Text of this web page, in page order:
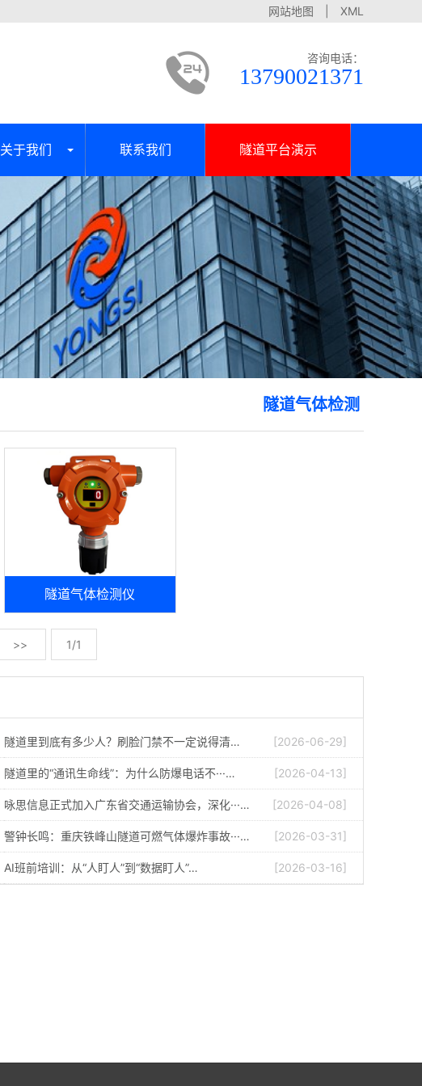
网站地图 XML
咨询电话：
13790021371
关于我们 联系我们 隧道平台演示
隧道气体检测
隧道气体检测仪
>> 1/1
隧道里到底有多少人？刷脸门禁不一定说得清… [2026-06-29]
隧道里的“通讯生命线”：为什么防爆电话不···… [2026-04-13]
咏思信息正式加入广东省交通运输协会，深化···… [2026-04-08]
警钟长鸣：重庆铁峰山隧道可燃气体爆炸事故···… [2026-03-31]
AI班前培训：从“人盯人”到“数据盯人”… [2026-03-16]